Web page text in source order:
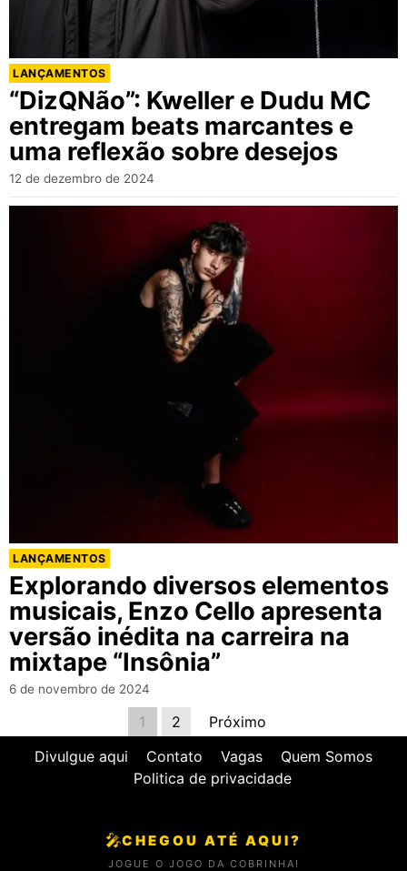
LANÇAMENTOS
“DizQNão”: Kweller e Dudu MC
entregam beats marcantes e
uma reflexão sobre desejos
12 de dezembro de 2024
LANÇAMENTOS
Explorando diversos elementos
musicais, Enzo Cello apresenta
versão inédita na carreira na
mixtape “Insônia”
6 de novembro de 2024
1 2
Próximo
Divulgue aqui
Contato Vagas
Quem Somos
Politica de privacidade
🎤CHEGOU ATÉ AQUI?
JOGUE O JOGO DA COBRINHA!